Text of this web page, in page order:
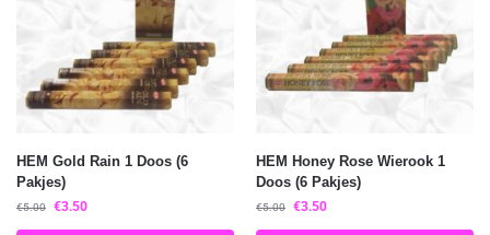
HEM Gold Rain 1 Doos (6
Pakjes)
€5.00 €3.50
HEM Honey Rose Wierook 1
Doos (6 Pakjes)
€5.00 €3.50